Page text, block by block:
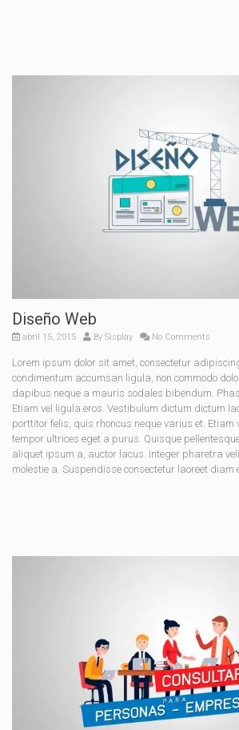
Diseño Web
abril 15, 2015 By Sisplay No Comments
Lorem ipsum dolor sit amet, consectetur
condimentum accumsan ligula, non commodo
dapibus neque a mauris sodales bibendum.
Etiam vel ligula eros. Vestibulum dictum dictum
porttitor felis, quis rhoncus neque varius et. Etiam
tempor ultrices eget a purus. Quisque
aliquet ipsum a, auctor lacus. Integer pharetra
molestie a. Suspendisse consectetur laoreet diam